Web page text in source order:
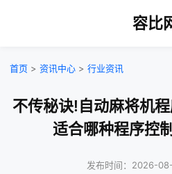
容比
首页 > 资讯中心 > 行业资讯
不传秘诀!自动麻将机
适合哪种程序控
发布时间：2026-